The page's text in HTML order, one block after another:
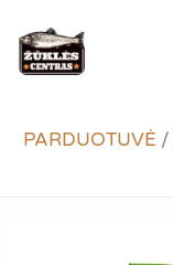
prie
turinio
PARDUOTUVĖ /